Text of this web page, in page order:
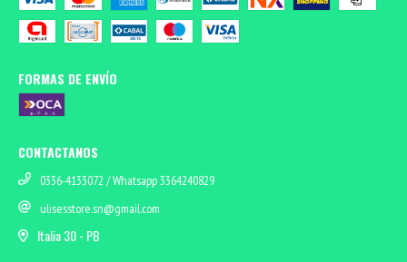
FORMAS DE ENVÍO
CONTACTANOS
0336-4133072 / Whatsapp 3364240829
ulisesstore.sn@gmail.com
Italia 30 - PB